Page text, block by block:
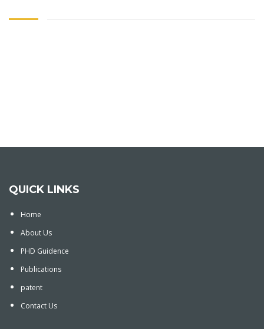
QUICK LINKS
Home
About Us
PHD Guidence
Publications
patent
Contact Us